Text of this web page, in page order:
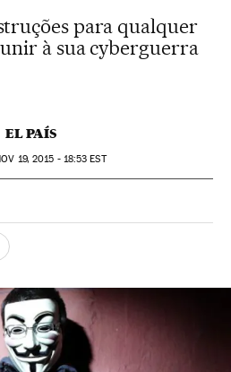
para qualquer
à sua cyberguerra
EL PAÍS
19, 2015 - 18:53 EST
Sociales